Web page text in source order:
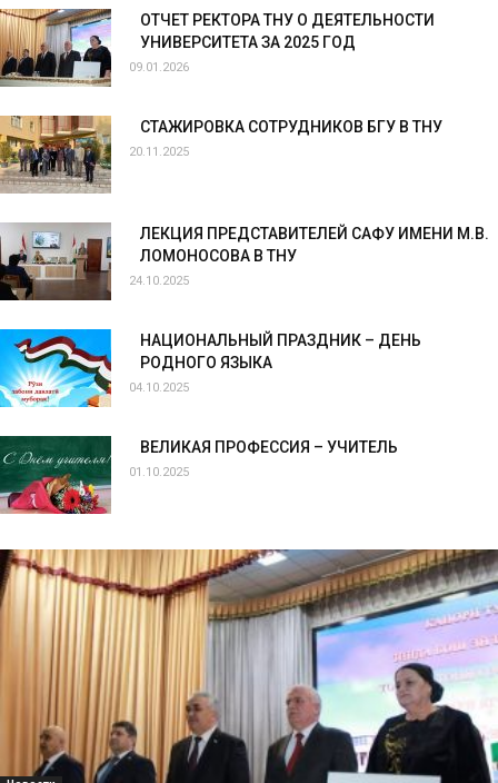
ОТЧЕТ РЕКТОРА ТНУ О ДЕЯТЕЛЬНОСТИ
УНИВЕРСИТЕТА ЗА 2025 ГОД
09.01.2026
СТАЖИРОВКА СОТРУДНИКОВ БГУ В ТНУ
20.11.2025
ЛЕКЦИЯ ПРЕДСТАВИТЕЛЕЙ САФУ ИМЕНИ М.В.
ЛОМОНОСОВА В ТНУ
24.10.2025
НАЦИОНАЛЬНЫЙ ПРАЗДНИК – ДЕНЬ
РОДНОГО ЯЗЫКА
04.10.2025
ВЕЛИКАЯ ПРОФЕССИЯ – УЧИТЕЛЬ
01.10.2025